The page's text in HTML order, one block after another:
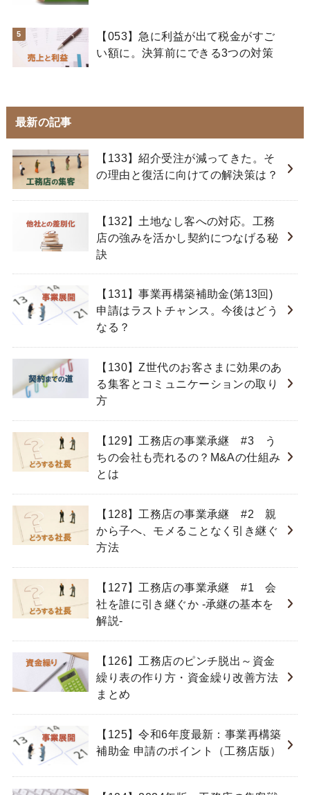
【053】急に利益が出て税金がすご
い額に。決算前にできる3つの対策
最新の記事
【133】紹介受注が減ってきた。そ
の理由と復活に向けての解決策は？
【132】土地なし客への対応。工務
店の強みを活かし契約につなげる秘
訣
【131】事業再構築補助金(第13回)
申請はラストチャンス。今後はどう
なる？
【130】Z世代のお客さまに効果のあ
る集客とコミュニケーションの取り
方
【129】工務店の事業承継 #3 う
ちの会社も売れるの？M&Aの仕組み
とは
【128】工務店の事業承継 #2 親
から子へ、モメることなく引き継ぐ
方法
【127】工務店の事業承継 #1 会
社を誰に引き継ぐか -承継の基本を
解説-
【126】工務店のピンチ脱出～資金
繰り表の作り方・資金繰り改善方法
まとめ
【125】令和6年度最新：事業再構築
補助金 申請のポイント（工務店版）